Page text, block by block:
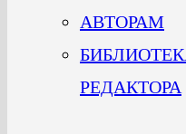
АВТОРАМ
РЕДАКТОРА